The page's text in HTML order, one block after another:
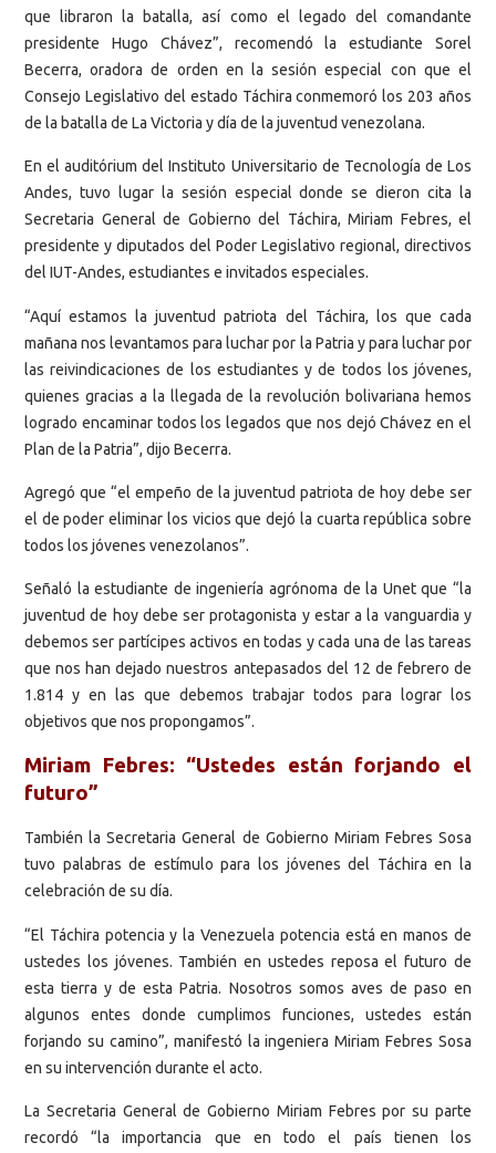
que libraron la batalla, así como el legado del comandante
presidente Hugo Chávez”, recomendó la estudiante Sorel
Becerra, oradora de orden en la sesión especial con que el
Consejo Legislativo del estado Táchira conmemoró los 203 años
de la batalla de La Victoria y día de la juventud venezolana.
En el auditórium del Instituto Universitario de Tecnología de Los
Andes, tuvo lugar la sesión especial donde se dieron cita la
Secretaria General de Gobierno del Táchira, Miriam Febres, el
presidente y diputados del Poder Legislativo regional, directivos
del IUT-Andes, estudiantes e invitados especiales.
“Aquí estamos la juventud patriota del Táchira, los que cada
mañana nos levantamos para luchar por la Patria y para luchar por
las reivindicaciones de los estudiantes y de todos los jóvenes,
quienes gracias a la llegada de la revolución bolivariana hemos
logrado encaminar todos los legados que nos dejó Chávez en el
Plan de la Patria”, dijo Becerra.
Agregó que “el empeño de la juventud patriota de hoy debe ser
el de poder eliminar los vicios que dejó la cuarta república sobre
todos los jóvenes venezolanos”.
Señaló la estudiante de ingeniería agrónoma de la Unet que “la
juventud de hoy debe ser protagonista y estar a la vanguardia y
debemos ser partícipes activos en todas y cada una de las tareas
que nos han dejado nuestros antepasados del 12 de febrero de
1.814 y en las que debemos trabajar todos para lograr los
objetivos que nos propongamos”.
Miriam Febres: “Ustedes están forjando el
futuro”
También la Secretaria General de Gobierno Miriam Febres Sosa
tuvo palabras de estímulo para los jóvenes del Táchira en la
celebración de su día.
“El Táchira potencia y la Venezuela potencia está en manos de
ustedes los jóvenes. También en ustedes reposa el futuro de
esta tierra y de esta Patria. Nosotros somos aves de paso en
algunos entes donde cumplimos funciones, ustedes están
forjando su camino”, manifestó la ingeniera Miriam Febres Sosa
en su intervención durante el acto.
La Secretaria General de Gobierno Miriam Febres por su parte
recordó “la importancia que en todo el país tienen los